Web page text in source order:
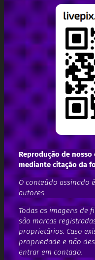
Reprodução de
mediante citação da
O conteúdo assinado
autores.
Todas as imagens de
são marcas
proprietários. Caso
propriedade e não
entrar em contado.